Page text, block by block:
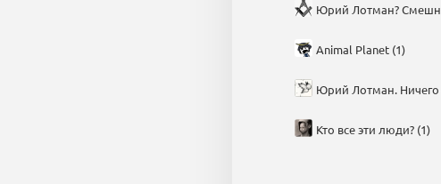
Юрий Лотман?
Animal Planet (1)
Юрий Лотман. Ничего
Кто все эти люди? (1)